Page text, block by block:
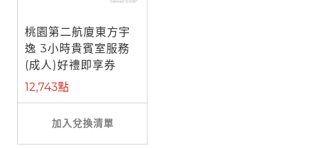
桃園第二航廈東方宇
逸 3小時貴賓室服務
(成人)好禮即享券
12,743點
加入兌換清單